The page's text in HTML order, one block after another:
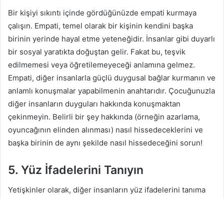
Bir kişiyi sıkıntı içinde gördüğünüzde empati kurmaya
çalışın. Empati, temel olarak bir kişinin kendini başka
birinin yerinde hayal etme yeteneğidir. İnsanlar gibi duyarlı
bir sosyal yaratıkta doğuştan gelir. Fakat bu, teşvik
edilmemesi veya öğretilemeyeceği anlamına gelmez.
Empati, diğer insanlarla güçlü duygusal bağlar kurmanın ve
anlamlı konuşmalar yapabilmenin anahtarıdır. Çocuğunuzla
diğer insanların duyguları hakkında konuşmaktan
çekinmeyin. Belirli bir şey hakkında (örneğin azarlama,
oyuncağının elinden alınması) nasıl hissedeceklerini ve
başka birinin de aynı şekilde nasıl hissedeceğini sorun!
5. Yüz İfadelerini Tanıyın
Yetişkinler olarak, diğer insanların yüz ifadelerini tanıma